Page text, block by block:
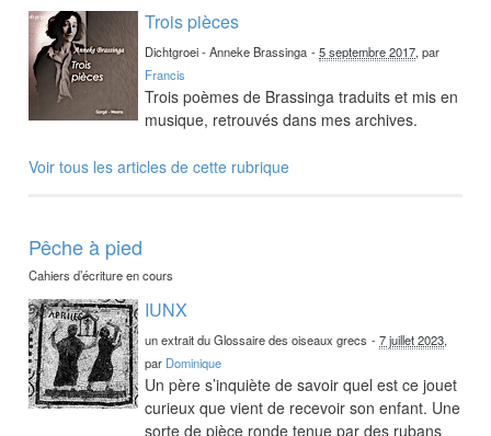
Trois pièces
Dichtgroei - Anneke Brassinga -5 septembre 2017, par
Francis
Trois poèmes de Brassinga traduits et mis en
musique, retrouvés dans mes archives.
Voir tous les articles de cette rubrique
Pêche à pied
Cahiers d’écriture en cours
IUNX
un extrait du Glossaire des oiseaux grecs -7 juillet 2023,
par Dominique
Un père s’inquiète de savoir quel est ce jouet
curieux que vient de recevoir son enfant. Une
sorte de pièce ronde tenue par des rubans